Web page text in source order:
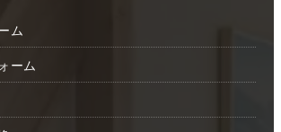
ム
ーム